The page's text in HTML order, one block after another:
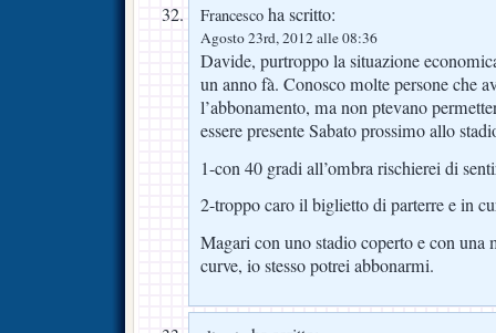
Francesco ha scritto:
Agosto 23rd, 2012 alle 08:36
Davide, purtroppo la situazione
un anno fà. Conosco molte persone che
l’abbonamento, ma non ptevano
essere presente Sabato prossimo allo
1-con 40 gradi all’ombra rischierei di
2-troppo caro il biglietto di parterre e in
Magari con uno stadio coperto e con
curve, io stesso potrei abbonarmi.